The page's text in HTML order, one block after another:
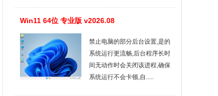
Win11 64位 专业版 v2026.08
禁止电脑的部分后台设置,是的
系统运行更流畅,后台程序长时
间无动作时会关闭该进程,确保
系统运行不会卡顿,自.....